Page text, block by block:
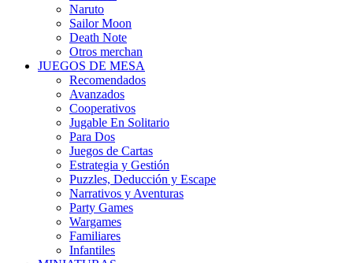
Naruto
Sailor Moon
Death Note
Otros merchan
JUEGOS DE MESA
Recomendados
Avanzados
Cooperativos
Jugable En Solitario
Para Dos
Juegos de Cartas
Estrategia y Gestión
Puzzles, Deducción y Escape
Narrativos y Aventuras
Party Games
Wargames
Familiares
Infantiles